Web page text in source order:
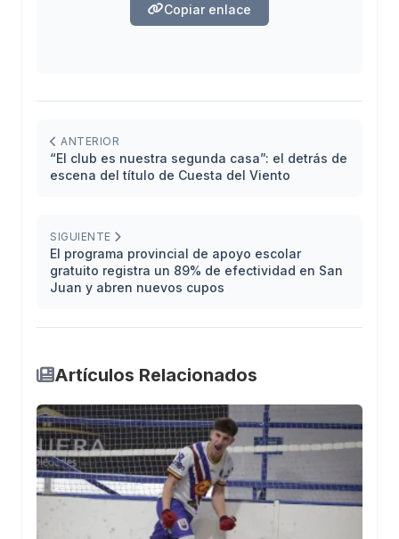
Copiar enlace
ANTERIOR
“El club es nuestra segunda casa”: el detrás de
escena del título de Cuesta del Viento
SIGUIENTE
El programa provincial de apoyo escolar
gratuito registra un 89% de efectividad en San
Juan y abren nuevos cupos
Artículos Relacionados